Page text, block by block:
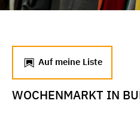
Auf meine Liste
WOCHENMARKT IN